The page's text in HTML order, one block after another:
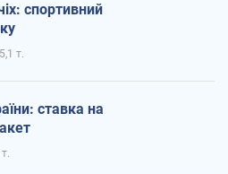
спортивний
5,1 т.
ставка на